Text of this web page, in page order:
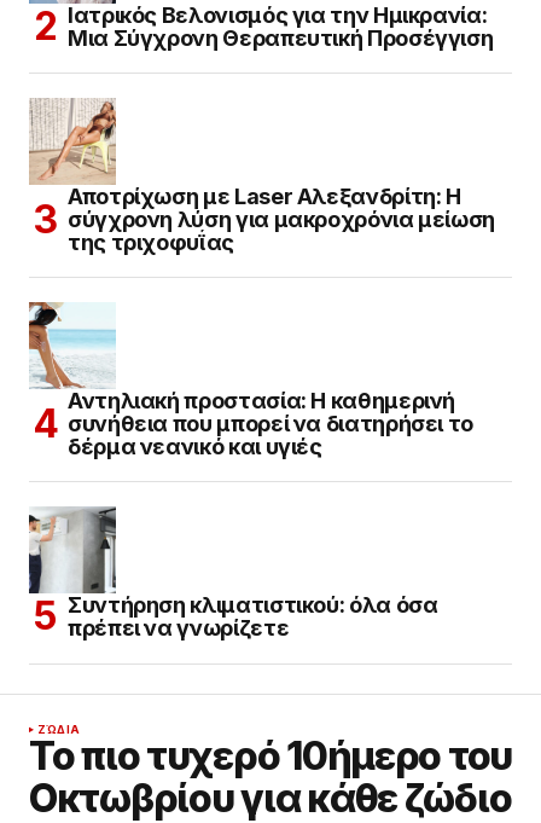
Ιατρικός Βελονισμός για την Ημικρανία:
Μια Σύγχρονη Θεραπευτική Προσέγγιση
Αποτρίχωση με Laser Αλεξανδρίτη: Η
σύγχρονη λύση για μακροχρόνια μείωση
της τριχοφυΐας
Αντηλιακή προστασία: Η καθημερινή
συνήθεια που μπορεί να διατηρήσει το
δέρμα νεανικό και υγιές
Συντήρηση κλιματιστικού: όλα όσα
πρέπει να γνωρίζετε
ΖΏΔΙΑ
Το πιο τυχερό 10ήμερο του
Οκτωβρίου για κάθε ζώδιο